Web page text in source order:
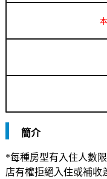
簡介
*每種房型有入住人數
店有權拒絕入住或補收